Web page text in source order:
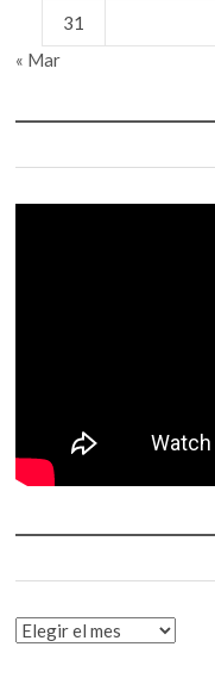
31
« Mar
HISTÓRICO